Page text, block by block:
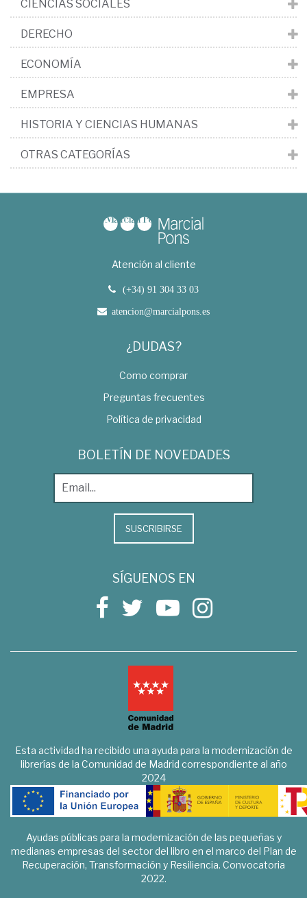
CIENCIAS SOCIALES
DERECHO
ECONOMÍA
EMPRESA
HISTORIA Y CIENCIAS HUMANAS
OTRAS CATEGORÍAS
Atención al cliente
(+34) 91 304 33 03
atencion@marcialpons.es
¿DUDAS?
Como comprar
Preguntas frecuentes
Política de privacidad
BOLETÍN DE NOVEDADES
SUSCRIBIRSE
SÍGUENOS EN
Esta actividad ha recibido una ayuda para la modernización de
librerías de la Comunidad de Madrid correspondiente al año
2024
Ayudas públicas para la modernización de las pequeñas y
medianas empresas del sector del libro en el marco del Plan de
Recuperación, Transformación y Resiliencia. Convocatoria
2022.